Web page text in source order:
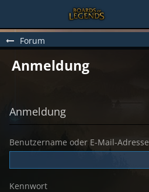
Forum
Anmeldung
Anmeldung
Benutzername oder E-Mail-Adresse
Kennwort